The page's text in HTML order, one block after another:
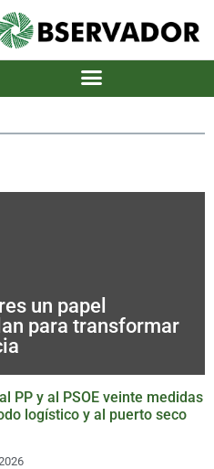
un papel
para transformar
PP y al PSOE veinte medidas
logístico y al puerto seco